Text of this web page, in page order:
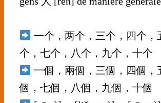
一个，两个，三个，四个，
个，七个，八个，九个，十个
一個，兩個，三個，四個，
個，七個，八個，九個，十個